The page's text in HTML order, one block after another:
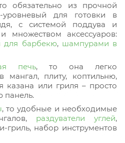
обязательно из прочной
уровневый для готовки в
с системой поддува и
множеством аксессуаров:
для барбекю, шампурами в
печь, то она легко
мангал, плиту, коптильню,
казана или гриля – просто
панель.
, то удобные и необходимые
раздуватели углей,
гриль, набор инструментов